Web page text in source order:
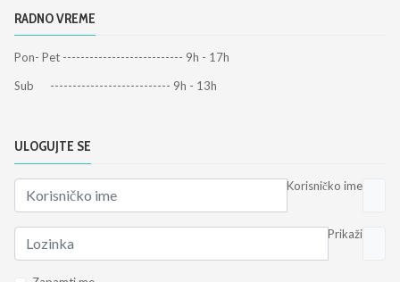
RADNO VREME
Pon- Pet --------------------------- 9h - 17h
Sub --------------------------- 9h - 13h
ULOGUJTE SE
Korisničko ime
Prikaži